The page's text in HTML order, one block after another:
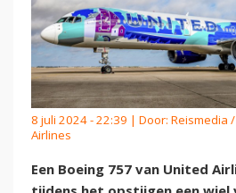
8 juli 2024 - 22:39 | Door: Reismedia /
Airlines
Een Boeing 757 van United